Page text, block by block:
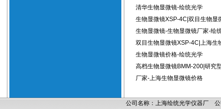
清华生物显微镜-绘统光学
生物显微镜XSP-4C|双目生物显
生物显微镜-生物显微镜厂家-绘
双目生物显微镜XSP-4C|上海生
生物显微镜价格-绘统光学
高档生物显微镜BMM-200|研究
厂家-上海生物显微镜价格
公司名称：上海绘统光学仪器厂